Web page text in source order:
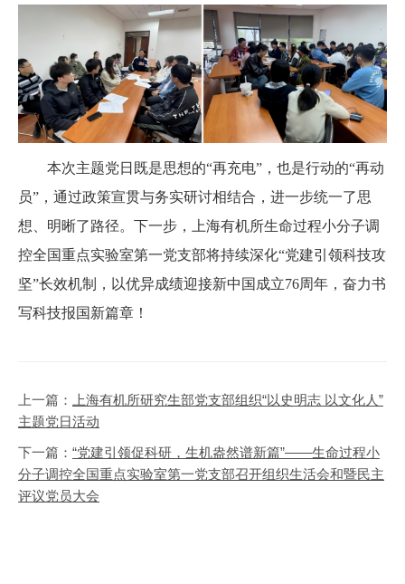
本次主题党日既是思想的“再充电”，也是行动的“再动
员”，通过政策宣贯与务实研讨相结合，进一步统一了思
想、明晰了路径。下一步，上海有机所生命过程小分子调
控全国重点实验室第一党支部将持续深化“党建引领科技攻
坚”长效机制，以优异成绩迎接新中国成立76周年，奋力书
写科技报国新篇章！
上一篇：
上海有机所研究生部党支部组织“以史明志 以文化人”
主题党日活动
下一篇： “党建引领促科研，生机盎然谱新篇”——生命过程小
分子调控全国重点实验室第一党支部召开组织生活会和暨民主
评议党员大会